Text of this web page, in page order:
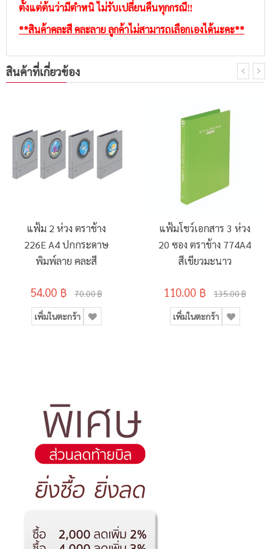
ตั้งแต่ต้นว่ามีตำหนิ ไม่รับเปลี่ยนคืนทุกกรณี‼️
**สินค้าคละสี คละลาย ลูกค้าไม่สามารถเลือกเองได้นะคะ**
สินค้าที่เกี่ยวข้อง
แฟ้ม 2 ห่วง ตราช้าง
226E A4 ปกกระดาษ
พิมพ์ลาย คละสี
54.00 ฿ 70.00 ฿
เพิ่มในตะกร้า
แฟ้มโชว์เอกสาร 3 ห่วง
20 ซอง ตราช้าง 774A4
สีเขียวมะนาว
110.00 ฿ 135.00 ฿
เพิ่มในตะกร้า